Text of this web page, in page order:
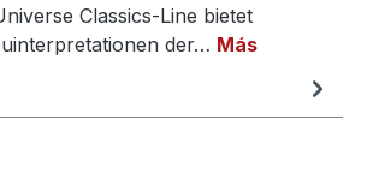
Classics-Line bietet
der… Más